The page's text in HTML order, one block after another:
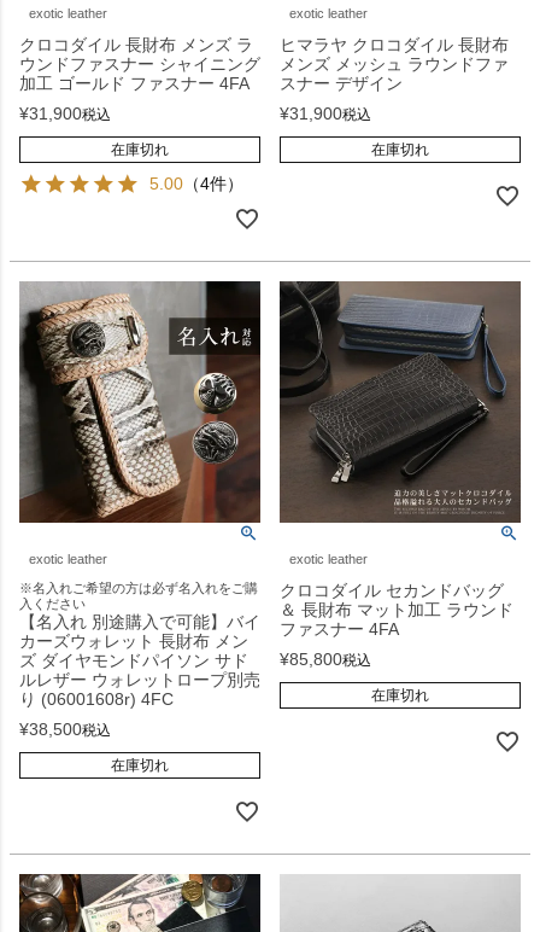
exotic leather
クロコダイル 長財布 メンズ ラ
ウンドファスナー シャイニング
加工 ゴールド ファスナー 4FA
¥31,900税込
在庫切れ
5.00 （4件）
exotic leather
ヒマラヤ クロコダイル 長財布
メンズ メッシュ ラウンドファ
スナー デザイン
¥31,900税込
在庫切れ
exotic leather
※名入れご希望の方は必ず名入れをご購
入ください
【名入れ 別途購入で可能】バイ
カーズウォレット 長財布 メン
ズ ダイヤモンドパイソン サド
ルレザー ウォレットロープ別売
り (06001608r) 4FC
¥38,500税込
在庫切れ
exotic leather
クロコダイル セカンドバッグ
＆ 長財布 マット加工 ラウンド
ファスナー 4FA
¥85,800税込
在庫切れ